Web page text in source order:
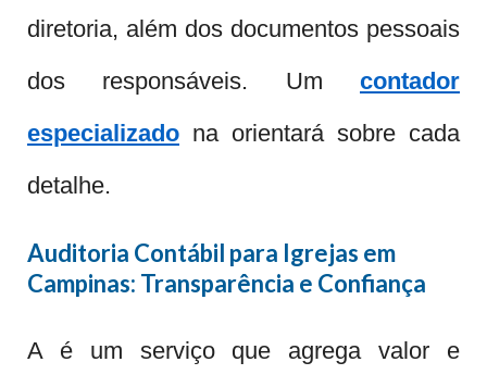
diretoria, além dos documentos pessoais
dos responsáveis. Um contador
especializado na orientará sobre cada
detalhe.
Auditoria Contábil para Igrejas em
Campinas: Transparência e Confiança
A é um serviço que agrega valor e